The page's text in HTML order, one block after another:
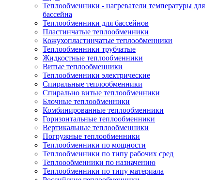
Теплообменники - нагреватели температуры для
бассейна
Теплообменники для бассейнов
Пластинчатые теплообменники
Кожухопластинчатые теплообменники
Теплообменники трубчатые
Жидкостные теплообменники
Витые теплообменники
Теплообменники электрические
Спиральные теплообменники
Спирально витые теплообменники
Блочные теплообменники
Комбинированные теплообменники
Горизонтальные теплообменники
Вертикальные теплообменники
Погружные теплообменники
Теплообменники по мощности
Теплообменники по типу рабочих сред
Теплоообменники по назначению
Теплообменники по типу материала